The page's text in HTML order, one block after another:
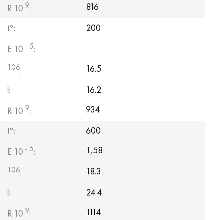
R 10 9:
816
t°:
200
E 10 - 5:
106:
16.5
l:
16.2
R 10 9:
934
t°:
600
E 10 - 5: 1,58
106:
18.3
l:
24.4
R 10 9:
1114